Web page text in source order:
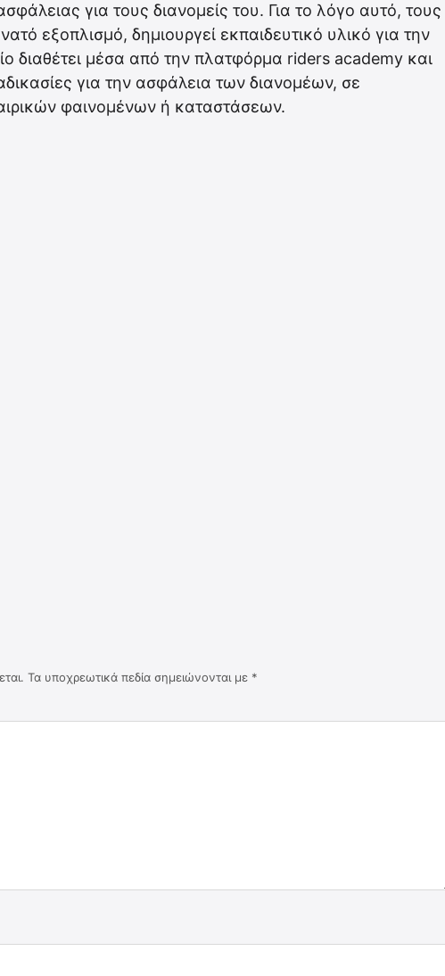
για τους διανομείς του. Για το λόγο αυτό, τους
εξοπλισμό, δημιουργεί εκπαιδευτικό υλικό για την
διαθέτει μέσα από την πλατφόρμα riders academy και
για την ασφάλεια των διανομέων, σε
φαινομένων ή καταστάσεων.
Τα υποχρεωτικά πεδία σημειώνονται με *